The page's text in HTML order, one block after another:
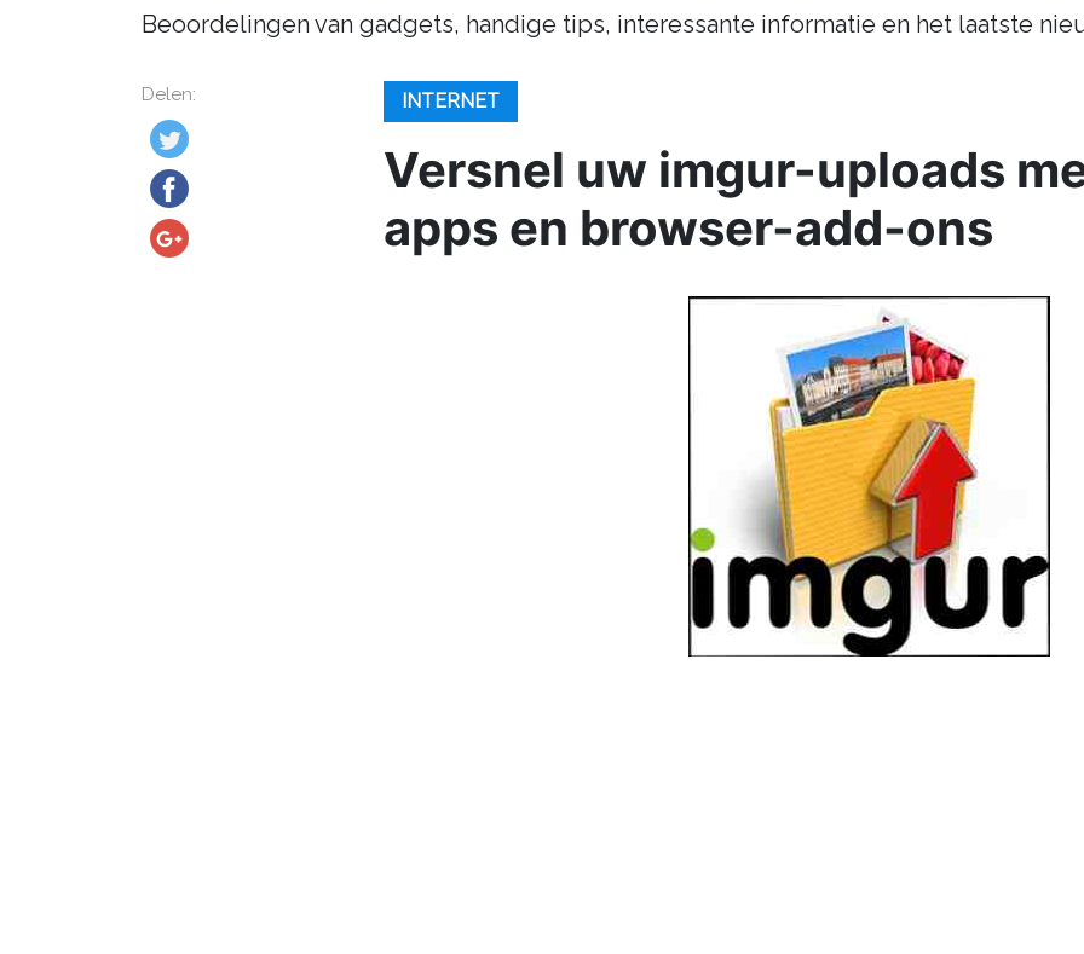
Beoordelingen van gadgets, handige tips, interessante informatie en het laatste
Delen: INTERNET
Versnel uw imgur-uploads
apps en browser-add-ons